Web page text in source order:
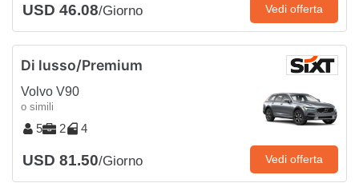
USD 46.08/Giorno Vedi offerta
Di lusso/Premium
Volvo V90
o simili
5 2 4
USD 81.50/Giorno Vedi offerta